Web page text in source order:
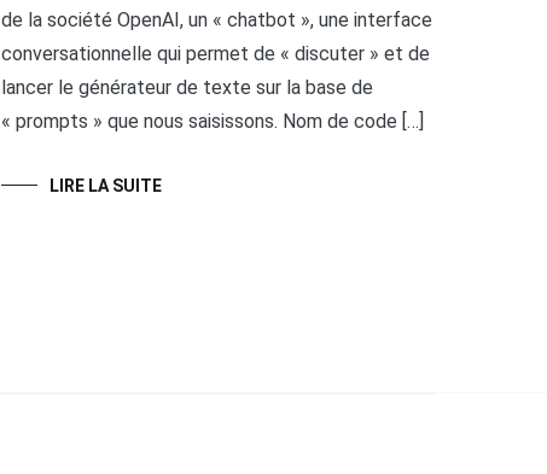
de la société OpenAI, un « chatbot », une interface
conversationnelle qui permet de « discuter » et de
lancer le générateur de texte sur la base de
« prompts » que nous saisissons. Nom de code […]
LIRE LA SUITE